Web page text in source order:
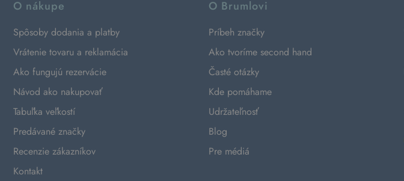
O nákupe
Spôsoby dodania a platby
Vrátenie tovaru a reklamácia
Ako fungujú rezervácie
Návod ako nakupovať
Tabuľka veľkostí
Predávané značky
Recenzie zákazníkov
Kontakt
O Brumlovi
Príbeh značky
Ako tvoríme second hand
Časté otázky
Kde pomáhame
Udržateľnosť
Blog
Pre médiá